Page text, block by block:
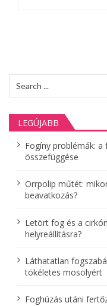
s
n
a
v
g
c
ó
for:
LEGÚJABB
Fogíny problémák:
összefüggése
Orrpolip műtét:
beavatkozás?
Letört fog és a
helyreállításra?
Láthatatlan
tökéletes mosolyért
Foghúzás utáni